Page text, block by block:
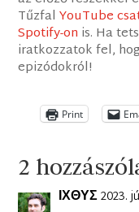
TűzfalYouTube
Spotify-on is. Ha
iratkozzatok fel,
epizódokról!
Print
2
ΙΧΘΥΣ2023.